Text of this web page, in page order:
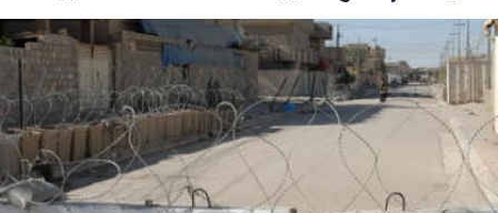
سياسة ناس
إقتصاد فن
منوعات رياضة
كأس العالم